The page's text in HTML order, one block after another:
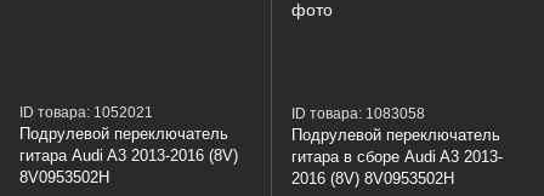
ID товара: 1052021
Подрулевой переключатель
гитара Audi A3 2013-2016 (8V)
8V0953502H
ID товара: 1083058
Подрулевой переключатель
гитара в сборе Audi A3 2013-
2016 (8V) 8V0953502H